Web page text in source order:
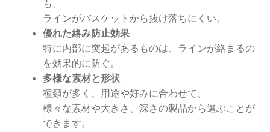
も、
ラインがバスケットから抜け落ちにくい。
優れた絡み防止効果
特に内部に突起があるものは、ラインが絡まるの
を効果的に防ぐ。
多様な素材と形状
種類が多く、用途や好みに合わせて、
様々な素材や大きさ、深さの製品から選ぶことが
できます。